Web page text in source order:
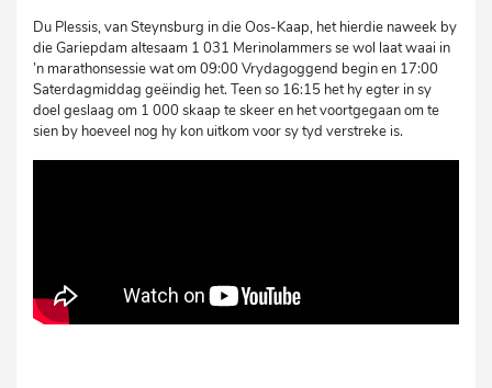
Du Plessis, van Steynsburg in die Oos-Kaap, het hierdie naweek by
die Gariepdam altesaam 1 031 Merinolammers se wol laat waai in
’n marathonsessie wat om 09:00 Vrydagoggend begin en 17:00
Saterdagmiddag geëindig het. Teen so 16:15 het hy egter in sy
doel geslaag om 1 000 skaap te skeer en het voortgegaan om te
sien by hoeveel nog hy kon uitkom voor sy tyd verstreke is.